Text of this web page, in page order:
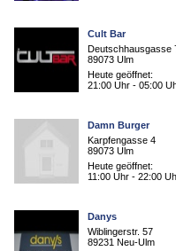
Cult Bar
Deutschhausgasse
89073 Ulm
Heute geöffnet:
21:00 Uhr - 05:00
Damn Burger
Karpfengasse 4
89073 Ulm
Heute geöffnet:
11:00 Uhr - 22:00
Danys
Wiblingerstr. 57
89231 Neu-Ulm